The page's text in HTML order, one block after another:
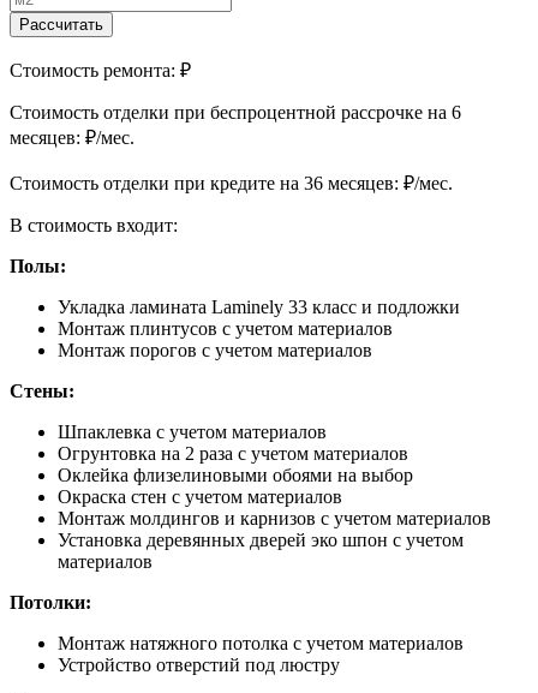
Рассчитать
Стоимость ремонта: ₽
Cтоимость отделки при беспроцентной рассрочке на 6
месяцев: ₽/мес.
Cтоимость отделки при кредите на 36 месяцев: ₽/мес.
В стоимость входит:
Полы:
Укладка ламината Laminely 33 класс и подложки
Монтаж плинтусов с учетом материалов
Монтаж порогов с учетом материалов
Стены:
Шпаклевка с учетом материалов
Огрунтовка на 2 раза с учетом материалов
Оклейка флизелиновыми обоями на выбор
Окраска стен с учетом материалов
Монтаж молдингов и карнизов с учетом материалов
Установка деревянных дверей эко шпон с учетом
материалов
Потолки:
Монтаж натяжного потолка с учетом материалов
Устройство отверстий под люстру